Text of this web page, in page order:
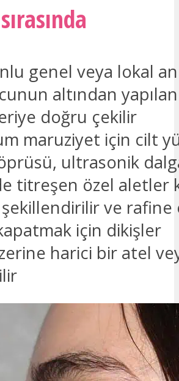
genel veya lokal
altından
doğru çekilir
maruziyet için cilt
ultrasonik
titreşen özel aletler
ve rafine
için dikişler
harici bir atel